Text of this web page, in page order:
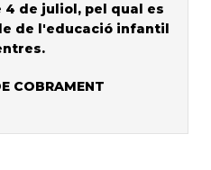
4 de juliol, pel qual es
de l'educació infantil
COBRAMENT